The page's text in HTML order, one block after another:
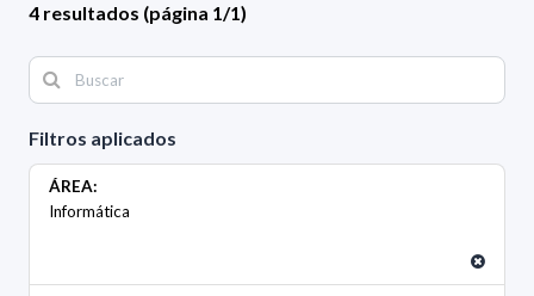
Filtros aplicados
ÁREA:
Informática
4 resultados (página 1/1)